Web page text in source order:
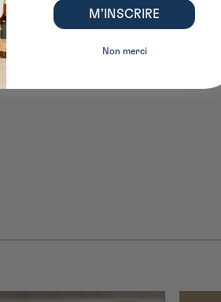
M’INSCRIRE
Non merci